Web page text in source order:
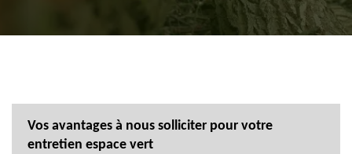
Vos avantages à nous solliciter pour votre
entretien espace vert